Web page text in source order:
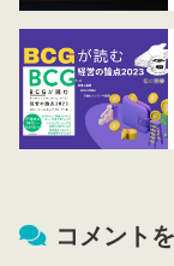
コメント